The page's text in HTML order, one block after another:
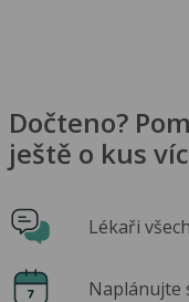
Dočteno?
ještě o kus
Lékaři
Naplánujte